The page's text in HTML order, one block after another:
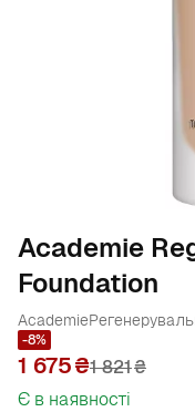
Academie
Foundation
Academie
-8%
1 675 1 821₴
Є в наявності